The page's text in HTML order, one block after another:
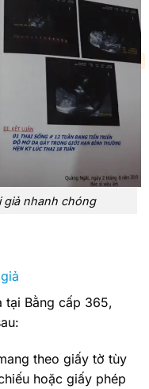
giả nhanh chóng
tại Bằng cấp 365,
theo giấy tờ tùy
hoặc giấy phép